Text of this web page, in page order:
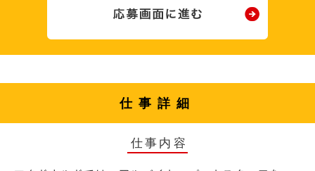
仕事詳細
仕事内容